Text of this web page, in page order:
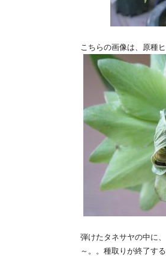
こちらの画像は、原種
弾けたタネサヤの中に
～。。種取りが終了す